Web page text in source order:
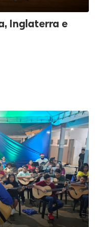
Inglaterra e